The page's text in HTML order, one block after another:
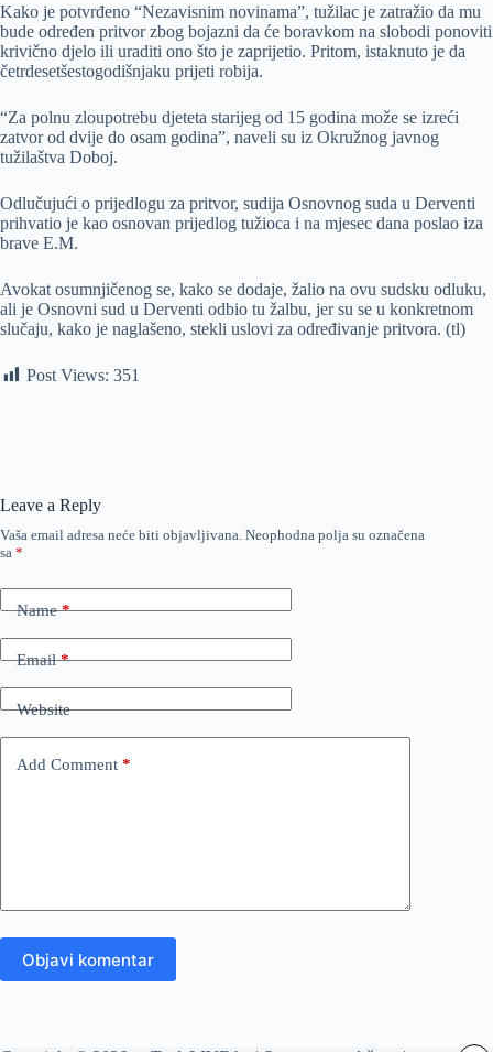
Kako je potvrđeno “Nezavisnim novinama”, tužilac je zatražio da mu
bude određen pritvor zbog bojazni da će boravkom na slobodi ponoviti
krivično djelo ili uraditi ono što je zaprijetio. Pritom, istaknuto je da
četrdesetšestogodišnjaku prijeti robija.
“Za polnu zloupotrebu djeteta starijeg od 15 godina može se izreći
zatvor od dvije do osam godina”, naveli su iz Okružnog javnog
tužilaštva Doboj.
Odlučujući o prijedlogu za pritvor, sudija Osnovnog suda u Derventi
prihvatio je kao osnovan prijedlog tužioca i na mjesec dana poslao iza
brave E.M.
Avokat osumnjičenog se, kako se dodaje, žalio na ovu sudsku odluku,
ali je Osnovni sud u Derventi odbio tu žalbu, jer su se u konkretnom
slučaju, kako je naglašeno, stekli uslovi za određivanje pritvora. (tl)
Post Views: 351
Leave a Reply
Vaša email adresa neće biti objavljivana. Neophodna polja su označena
sa *
Name*
Email*
Website
Add Comment *
Objavi komentar